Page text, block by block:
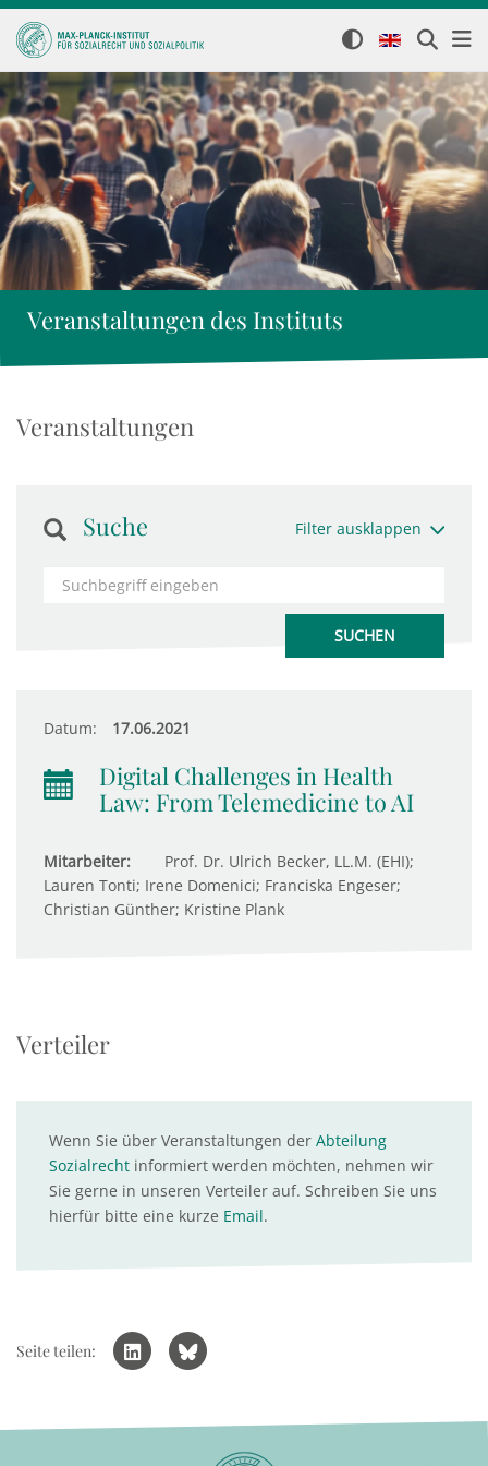
Veranstaltungen des Instituts
Veranstaltungen
Suche Filter ausklappen
Datum: 17.06.2021
Digital Challenges in Health
Law: From Telemedicine to AI
Mitarbeiter:
Prof. Dr. Ulrich Becker, LL.M. (EHI);
Lauren Tonti; Irene Domenici; Franciska Engeser;
Christian Günther; Kristine Plank
Verteiler
Wenn Sie über Veranstaltungen der Abteilung
Sozialrecht informiert werden möchten, nehmen wir
Sie gerne in unseren Verteiler auf. Schreiben Sie uns
hierfür bitte eine kurze Email.
Seite teilen: